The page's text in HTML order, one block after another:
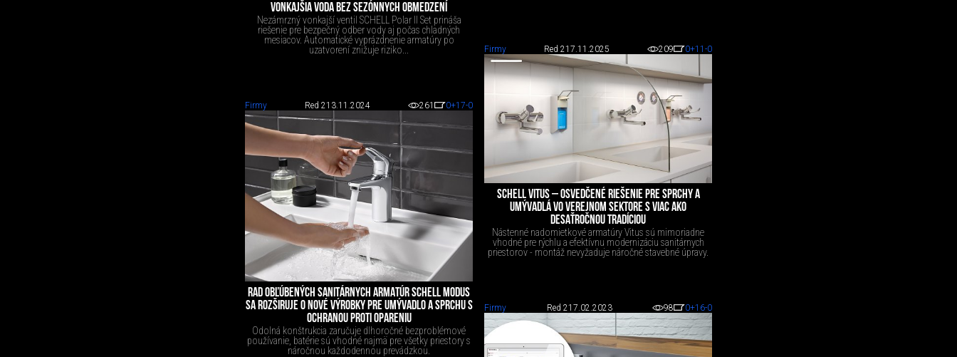
VONKAJŠIA VODA BEZ SEZÓNNYCH OBMEDZENÍ
Nezámrzný vonkajší ventil SCHELL Polar II Set prináša
riešenie pre bezpečný odber vody aj počas chladných
mesiacov. Automatické vyprázdnenie armatúry po
uzatvorení znižuje riziko...
Firmy Red 217.11.2025 209 0+11 -0
SCHELL VITUS – OSVEDČENÉ RIEŠENIE PRE SPRCHY A
UMÝVADLÁ VO VEREJNOM SEKTORE S VIAC AKO
DESAŤROČNOU TRADÍCIOU
Nástenné nadomietkové armatúry Vitus sú mimoriadne
vhodné pre rýchlu a efektívnu modernizáciu sanitárnych
priestorov - montáž nevyžaduje náročné stavebné úpravy.
Firmy Red 213.11.2024 261 0+17-0
RAD OBĽÚBENÝCH SANITÁRNYCH ARMATÚR SCHELL MODUS
SA ROZŠIRUJE O NOVÉ VÝROBKY PRE UMÝVADLO A SPRCHU S
OCHRANOU PROTI OPARENIU
Odolná konštrukcia zaručuje dlhoročné bezproblémové
používanie, batérie sú vhodné najmä pre všetky priestory s
náročnou každodennou prevádzkou.
Firmy Red 217.02.2023 98 0+16-0